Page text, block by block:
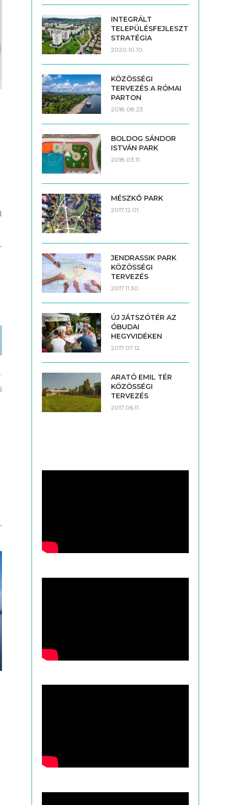
INTEGRÁLT
TELEPÜLÉSFEJLESZTÉSI
STRATÉGIA
2020.10.10.
KÖZÖSSÉGI
TERVEZÉS A RÓMAI
PARTON
2018.08.23.
BOLDOG SÁNDOR
ISTVÁN PARK
2018.03.11.
MÉSZKŐ PARK
2017.12.01.
JENDRASSIK PARK
KÖZÖSSÉGI
TERVEZÉS
2017.11.30.
ÚJ JÁTSZÓTÉR AZ
ÓBUDAI
HEGYVIDÉKEN
2017.07.12.
ARATÓ EMIL TÉR
KÖZÖSSÉGI
TERVEZÉS
2017.06.11.